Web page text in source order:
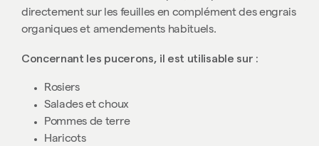
directement sur les feuilles en complément des engrais
organiques et amendements habituels.
Concernant les pucerons, il est utilisable sur :
Rosiers
Salades et choux
Pommes de terre
Haricots